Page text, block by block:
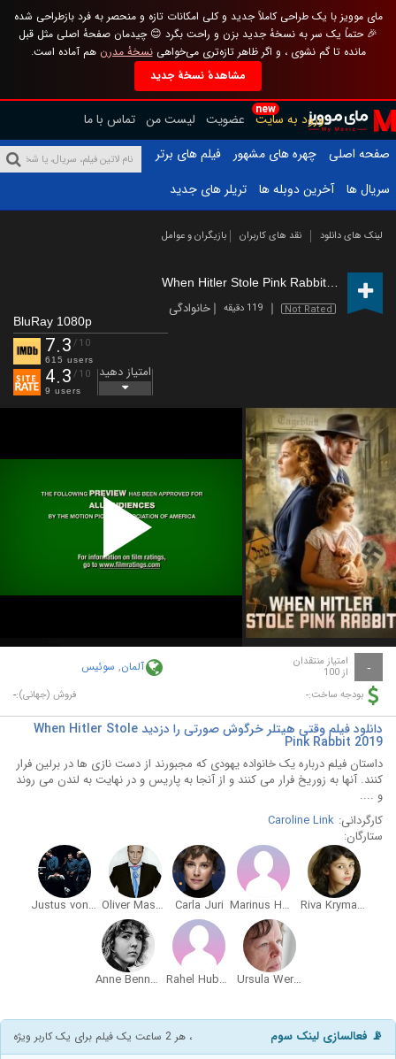
مای موویز با یک طراحی کاملاً جدید و کلی امکانات تازه و منحصر به فرد بازطراحی شده
🎉 حتماً یک سر به نسخهٔ جدید بزن و راحت بگرد 😊 چیدمان صفحهٔ اصلی مثل قبل
مانده تا گم نشوی ، و اگر ظاهر تازه‌تری می‌خواهینسخهٔ مدرن هم آماده است.
مشاهدهٔ نسخهٔ جدید
new
ورود به سایت عضویت لیست من تماس با ما
صفحه اصلی
چهره های مشهور
فیلم های برتر
سریال ها
آخرین دوبله ها تریلر های جدید
لینک های دانلود نقد های کاربران بازیگران و عوامل
(2019)
Not Rated 119 دقیقه خانوادگی
BluRay 1080p
7.3 /10
615 users
4.3 /10
9 users
امتیاز دهید
Play
Video
- امتیاز منتقدان
از 100 آلمان, سوئیس
بودجه ساخت:- فروش (جهانی):-
دانلود فیلم وقتی هیتلر خرگوش صورتی را دزدید When Hitler Stole
Pink Rabbit 2019
داستان فیلم درباره یک خانواده یهودی که مجبورند از دست نازی ها در برلین فرار
کنند. آنها به زوریخ فرار می کنند و از آنجا به پاریس و در نهایت به لندن می روند
و ....
کارگردانی: Caroline Link
ستارگان:
Riva Krymalowski
Marinus Hohmann
Carla Juri
Oliver Masucci
Justus von Dohnányi
Ursula Werner
Rahel Hubacher
Anne Bennent
📡 فعالسازی لینک سوم ، هر 2 ساعت یک فیلم برای یک کاربر ویژه